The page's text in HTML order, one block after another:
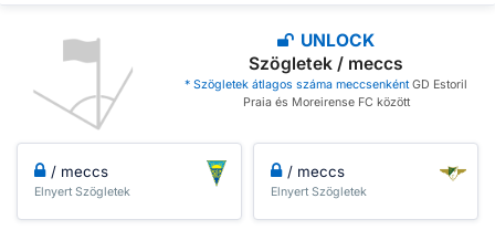
UNLOCK
Szögletek / meccs
* Szögletek átlagos száma meccsenkéntGD Estoril
Praia és Moreirense FC között
/ meccs
Elnyert Szögletek
/ meccs
Elnyert Szögletek